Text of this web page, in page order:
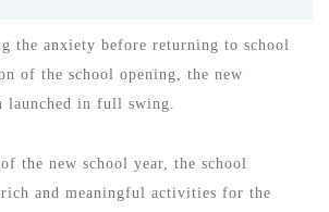
the anxiety before returning to school
of the school opening, the new
launched in full swing.
the new school year, the school
and meaningful activities for the